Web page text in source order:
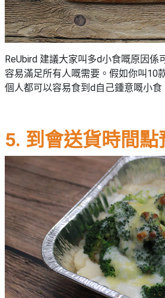
ReUbird 建議大家叫多d小食嘅原因係
容易滿足所有人嘅需要。假如你叫10
個人都可以容易食到d自己鍾意嘅小食
5. 到會送貨時間點